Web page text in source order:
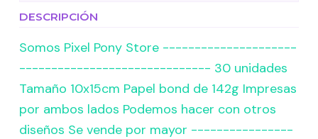
DESCRIPCIÓN
Somos Pixel Pony Store ---------------------
------------------------------ 30 unidades
Tamaño 10x15cm Papel bond de 142g Impresas
por ambos lados Podemos hacer con otros
diseños Se vende por mayor ----------------